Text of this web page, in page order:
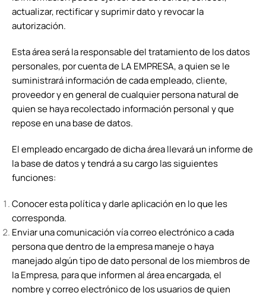
actualizar, rectificar y suprimir dato y revocar la
autorización.
Esta área será la responsable del tratamiento de los datos
personales, por cuenta de LA EMPRESA, a quien se le
suministrará información de cada empleado, cliente,
proveedor y en general de cualquier persona natural de
quien se haya recolectado información personal y que
repose en una base de datos.
El empleado encargado de dicha área llevará un informe de
la base de datos y tendrá a su cargo las siguientes
funciones:
Conocer esta política y darle aplicación en lo que les
corresponda.
Enviar una comunicación vía correo electrónico a cada
persona que dentro de la empresa maneje o haya
manejado algún tipo de dato personal de los miembros de
la Empresa, para que informen al área encargada, el
nombre y correo electrónico de los usuarios de quien